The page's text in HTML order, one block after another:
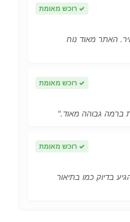
✓ רוכש מאומת
האתר מאוד נוח
✓ רוכש מאומת
ברמה גבוהה מאוד."
✓ רוכש מאומת
בדיוק כמו בתיאור